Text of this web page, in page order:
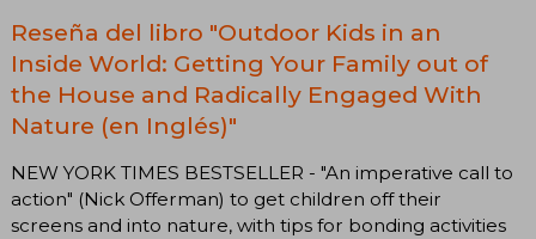
Reseña del libro "Outdoor Kids in an
Inside World: Getting Your Family out of
the House and Radically Engaged With
Nature (en Inglés)"
NEW YORK TIMES BESTSELLER - "An imperative call to
action" (Nick Offerman) to get children off their
screens and into nature, with tips for bonding activities